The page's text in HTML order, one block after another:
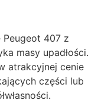
Peugeot 407 z
masy upadłości.
atrakcyjnej cenie
części lub